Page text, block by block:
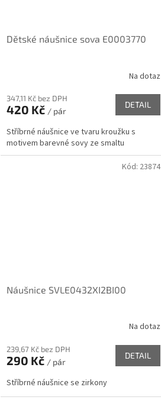
Dětské náušnice sova E0003770
Na dotaz
347,11 Kč bez DPH
420 Kč / pár
DETAIL
Stříbrné náušnice ve tvaru kroužku s
motivem barevné sovy ze smaltu
Náušnice SVLE0432XI2BI00
Na dotaz
239,67 Kč bez DPH
290 Kč / pár
DETAIL
Stříbrné náušnice se zirkony
Kód: 23874